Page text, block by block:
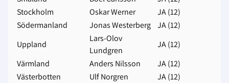
Stockholm
Oskar Werner
JA (12)
Södermanland
Jonas Westerberg
JA (12)
Uppland
Lars-Olov
Lundgren
JA (12)
Värmland
Anders Nilsson
JA (12)
Västerbotten
Ulf Norgren
JA (12)